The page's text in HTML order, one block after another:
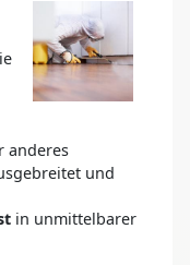
anderes
und
in unmittelbarer